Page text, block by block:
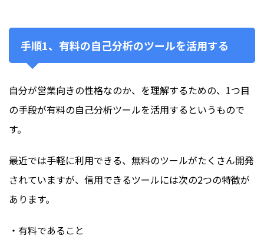
手順1、有料の自己分析のツールを活用する
自分が営業向きの性格なのか、を理解するための、1つ目
の手段が有料の自己分析ツールを活用するというもので
す。
最近では手軽に利用できる、無料のツールがたくさん開発
されていますが、信用できるツールには次の2つの特徴が
あります。
・有料であること